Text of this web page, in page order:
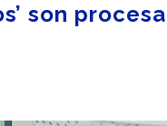
son